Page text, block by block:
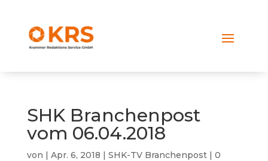
SHK Branchenpost
vom 06.04.2018
von | Apr. 6, 2018 | SHK-TV Branchenpost| 0